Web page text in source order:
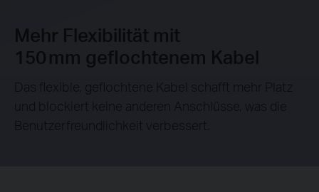
Mehr Flexibilität mit
150 mm geflochtenem Kabel
Das flexible, geflochtene Kabel schafft mehr Platz
und blockiert keine anderen Anschlüsse, was die
Benutzerfreundlichkeit verbessert.